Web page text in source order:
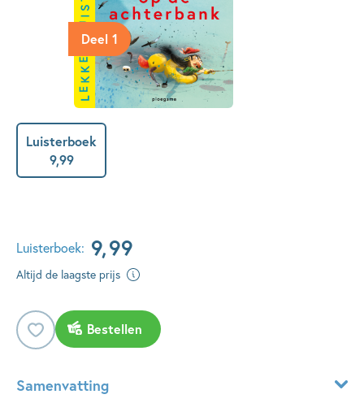
Deel 1
Luisterboek
9,99
Luisterboek: 9,99
Altijd de laagste prijs
Bestellen
Samenvatting